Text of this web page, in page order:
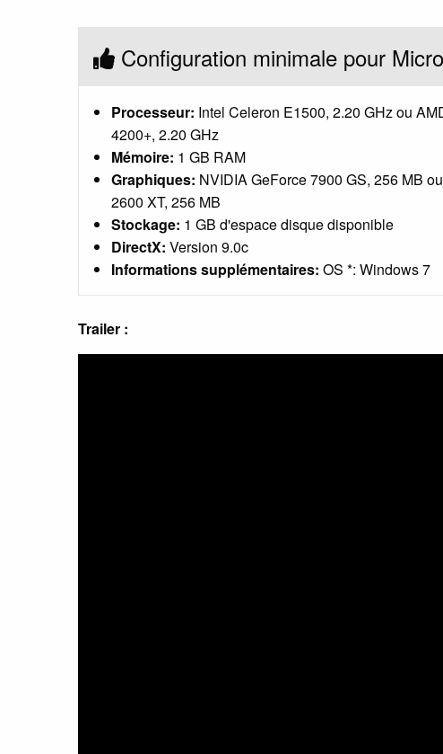
Configuration minimale pour
Processeur: Intel Celeron E1500, 2.20 GHz ou
4200+, 2.20 GHz
Mémoire: 1 GB RAM
Graphiques: NVIDIA GeForce 7900 GS, 256 MB
2600 XT, 256 MB
Stockage: 1 GB d'espace disque disponible
DirectX: Version 9.0c
Informations supplémentaires: OS *: Windows 7
Trailer :